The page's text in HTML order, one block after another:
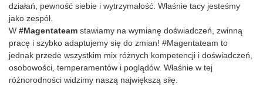
działań, pewność siebie i wytrzymałość. Właśnie tacy jesteśmy
jako zespół.
W #Magentateam stawiamy na wymianę doświadczeń, zwinną
pracę i szybko adaptujemy się do zmian! #Magentateam to
jednak przede wszystkim mix różnych kompetencji i doświadczeń,
osobowości, temperamentów i poglądów. Właśnie w tej
różnorodności widzimy naszą największą siłę.